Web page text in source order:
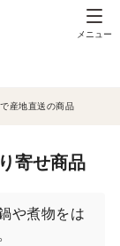
メニュー
産地直送の商品
寄せ商品
や煮物をは